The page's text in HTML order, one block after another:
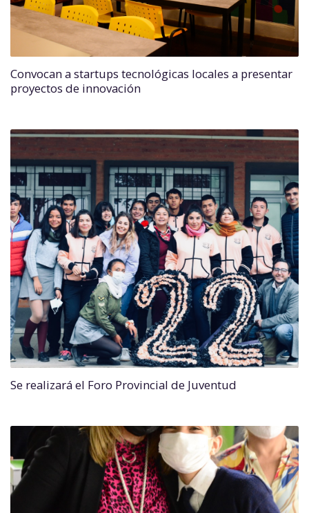
Convocan a startups tecnológicas locales a presentar
proyectos de innovación
Se realizará el Foro Provincial de Juventud